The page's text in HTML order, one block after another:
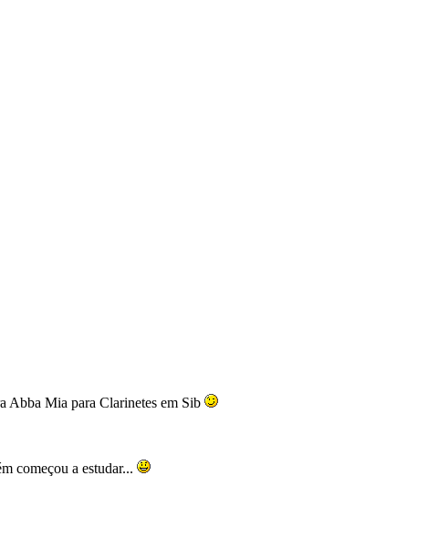
Abba Mia para Clarinetes em Sib
começou a estudar...